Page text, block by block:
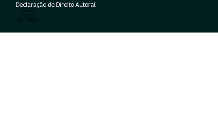
Declaração de Direito Autoral